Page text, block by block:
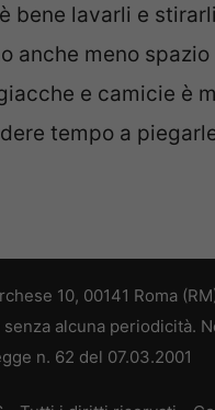
bene lavarli e
anche meno
e camicie è
tempo a
10, 00141 Roma
alcuna periodicità.
n. 62 del 07.03.2001